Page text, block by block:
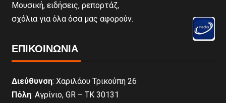
Μουσική, ειδήσεις, ρεπορτάζ,
σχόλια για όλα όσα μας αφορούν.
ΕΠΙΚΟΙΝΩΝΊΑ
Διεύθυνση: Χαριλάου Τρικούπη 26
Πόλη: Αγρίνιο, GR – ΤΚ 30131